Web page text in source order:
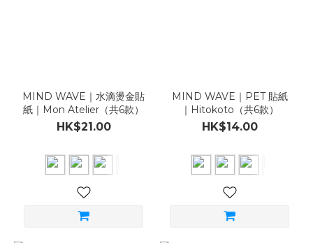
MIND WAVE｜水滴燙金貼
紙｜Mon Atelier（共6款）
HK$21.00
MIND WAVE｜PET 貼紙
｜Hitokoto（共6款）
HK$14.00